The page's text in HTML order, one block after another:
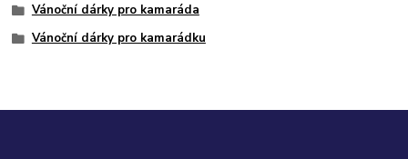
Vánoční dárky pro kamaráda
Vánoční dárky pro kamarádku